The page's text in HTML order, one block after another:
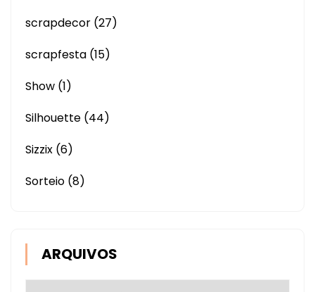
scrapdecor (27)
scrapfesta (15)
Show (1)
Silhouette (44)
Sizzix (6)
Sorteio (8)
ARQUIVOS